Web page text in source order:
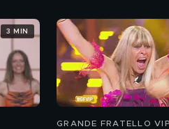
3 MIN
GRANDE FRATELLO VIP